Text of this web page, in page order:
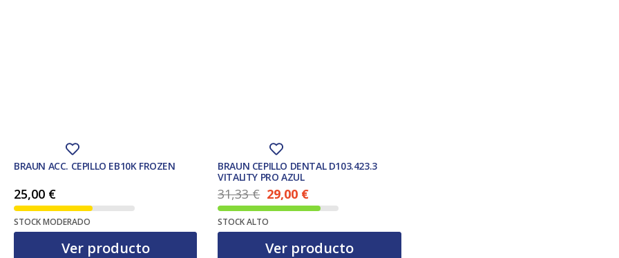
BRAUN ACC. CEPILLO EB10K FROZEN
25,00 €
STOCK MODERADO
Ver producto
BRAUN CEPILLO DENTAL D103.423.3
VITALITY PRO AZUL
31,33€
El precio original era: 31,33 €.
29,00 €
El precio actual es: 29,00 €.
STOCK ALTO
Ver producto